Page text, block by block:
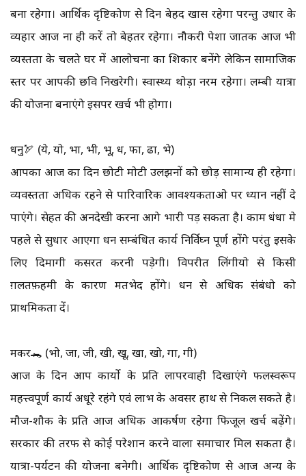
बना रहेगा। आर्थिक दृष्टिकोण से दिन बेहद खास रहेगा परन्तु उधार के
व्यहार आज ना ही करें तो बेहतर रहेगा। नौकरी पेशा जातक आज भी
व्यस्तता के चलते घर में आलोचना का शिकार बनेंगे लेकिन सामाजिक
स्तर पर आपकी छवि निखरेगी। स्वास्थ्य थोड़ा नरम रहेगा। लम्बी यात्रा
की योजना बनाएंगे इसपर खर्च भी होगा।
धनु🏹 (ये, यो, भा, भी, भू, ध, फा, ढा, भे)
आपका आज का दिन छोटी मोटी उलझनों को छोड़ सामान्य ही रहेगा।
व्यवस्तता अधिक रहने से पारिवारिक आवश्यकताओ पर ध्यान नहीं दे
पाएंगे। सेहत की अनदेखी करना आगे भारी पड़ सकता है। काम धंधा मे
पहले से सुधार आएगा धन सम्बंधित कार्य निर्विघ्न पूर्ण होंगे परंतु इसके
लिए दिमागी कसरत करनी पड़ेगी। विपरीत लिंगीयो से किसी
ग़लतफ़हमी के कारण मतभेद होंगे। धन से अधिक संबंधो को
प्राथमिकता दें।
मकर🐊 (भो, जा, जी, खी, खू, खा, खो, गा, गी)
आज के दिन आप कार्यो के प्रति लापरवाही दिखाएंगे फलस्वरूप
महत्त्वपूर्ण कार्य अधूरे रहंगे एवं लाभ के अवसर हाथ से निकल सकते है।
मौज-शौक के प्रति आज अधिक आकर्षण रहेगा फिजूल खर्च बढ़ेंगे।
सरकार की तरफ से कोई परेशान करने वाला समाचार मिल सकता है।
यात्रा-पर्यटन की योजना बनेगी। आर्थिक दृष्टिकोण से आज अन्य के